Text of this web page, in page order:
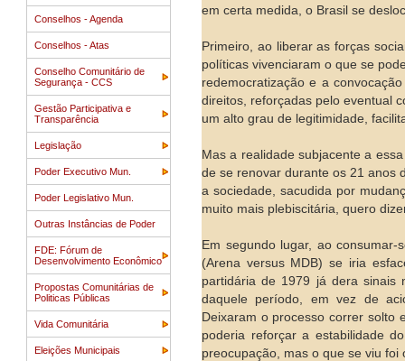
Conselhos - Agenda
Conselhos - Atas
Conselho Comunitário de
Segurança - CCS
Gestão Participativa e
Transparência
Legislação
Poder Executivo Mun.
Poder Legislativo Mun.
Outras Instâncias de Poder
FDE: Fórum de
Desenvolvimento Econômico
Propostas Comunitárias de
Politicas Públicas
Vida Comunitária
Eleições Municipais
em certa medida, o Brasil se
Primeiro, ao liberar as forças
políticas vivenciaram o que se
redemocratização e a
direitos, reforçadas pelo eventual
um alto grau de legitimidade,
Mas a realidade subjacente a
de se renovar durante os 21 anos
a sociedade, sacudida por
muito mais plebiscitária, quero
Em segundo lugar, ao
(Arena versus MDB) se iria
partidária de 1979 já dera sinais
daquele período, em vez de
Deixaram o processo correr solto
poderia reforçar a estabilidade
preocupação, mas o que se viu foi